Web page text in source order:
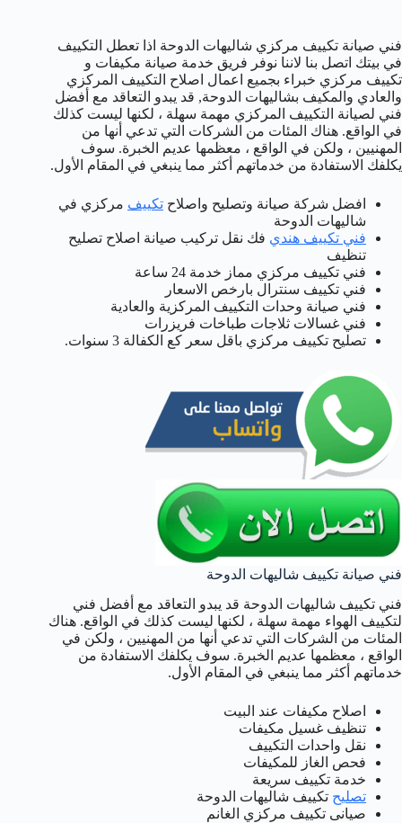
فني صيانة تكييف مركزي شاليهات الدوحة اذا تعطل التكييف
في بيتك اتصل بنا لاننا نوفر فريق خدمة صيانة مكيفات و
تكييف مركزي خبراء بجميع اعمال اصلاح التكييف المركزي
والعادي والمكيف بشاليهات الدوحة, قد يبدو التعاقد مع أفضل
فني لصيانة التكييف المركزي مهمة سهلة ، لكنها ليست كذلك
في الواقع. هناك المئات من الشركات التي تدعي أنها من
المهنيين ، ولكن في الواقع ، معظمها عديم الخبرة. سوف
يكلفك الاستفادة من خدماتهم أكثر مما ينبغي في المقام الأول.
افضل شركة صيانة وتصليح واصلاح تكييف مركزي في
شاليهات الدوحة
فني تكييف هندي فك نقل تركيب صيانة اصلاح تصليح
تنظيف
فني تكييف مركزي مماز خدمة 24 ساعة
فني تكييف سنترال بارخص الاسعار
فني صيانة وحدات التكييف المركزية والعادية
فني غسالات ثلاجات طباخات فريزرات
تصليح تكييف مركزي باقل سعر كع الكفالة 3 سنوات.
فني صيانة تكييف شاليهات الدوحة
فني تكييف شاليهات الدوحة قد يبدو التعاقد مع أفضل فني
لتكييف الهواء مهمة سهلة ، لكنها ليست كذلك في الواقع. هناك
المئات من الشركات التي تدعي أنها من المهنيين ، ولكن في
الواقع ، معظمها عديم الخبرة. سوف يكلفك الاستفادة من
خدماتهم أكثر مما ينبغي في المقام الأول.
اصلاح مكيفات عند البيت
تنظيف غسيل مكيفات
نقل واحدات التكييف
فحص الغاز للمكيفات
خدمة تكييف سريعة
تصليح تكييف شاليهات الدوحة
صيانى تكييف مركزي الغانم